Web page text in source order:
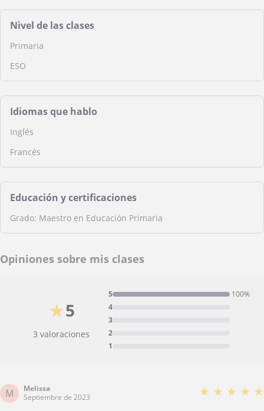
Nivel de las clases
Primaria
ESO
Idiomas que hablo
Inglés
Francés
Educación y certificaciones
Grado: Maestro en Educación Primaria
Opiniones sobre mis clases
5
★
3 valoraciones
1
2
3
4
5 100%
M
Melissa
Septiembre de 2023
★ ★ ★ ★ ★